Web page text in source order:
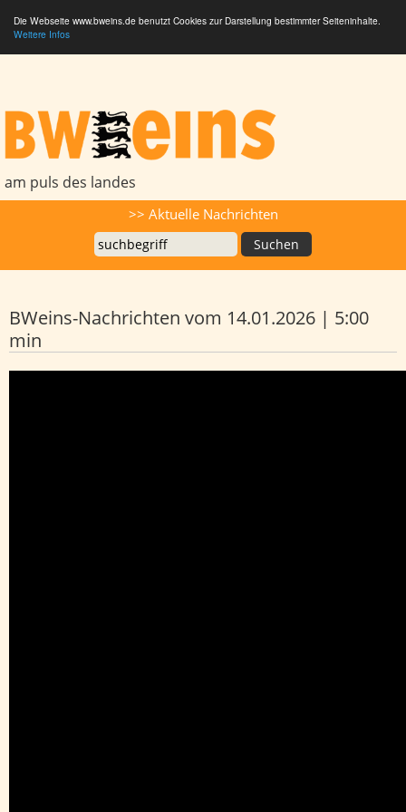
Die Webseite www.bweins.de benutzt Cookies zur Darstellung bestimmter Seiteninhalte.
Weitere Infos
am puls des landes
>> Aktuelle Nachrichten
BWeins-Nachrichten vom 14.01.2026 | 5:00
min